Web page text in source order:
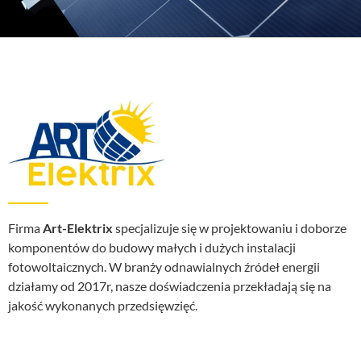
Firma Art-Elektrix specjalizuje się w projektowaniu i doborze
komponentów do budowy małych i dużych instalacji
fotowoltaicznych. W branży odnawialnych źródeł energii
działamy od 2017r, nasze doświadczenia przekładają się na
jakość wykonanych przedsięwzięć.